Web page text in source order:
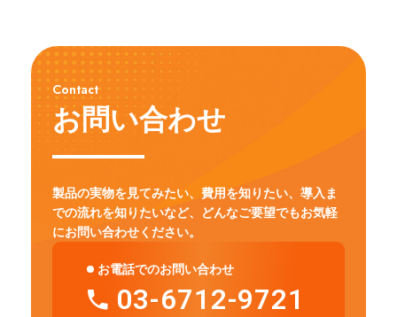
Contact
お問い合わせ
製品の実物を見てみたい、費用を知りたい、導入ま
での流れを知りたいなど、
どんなご要望でもお気軽
にお問い合わせください。
お電話でのお問い合わせ
03-6712-9721